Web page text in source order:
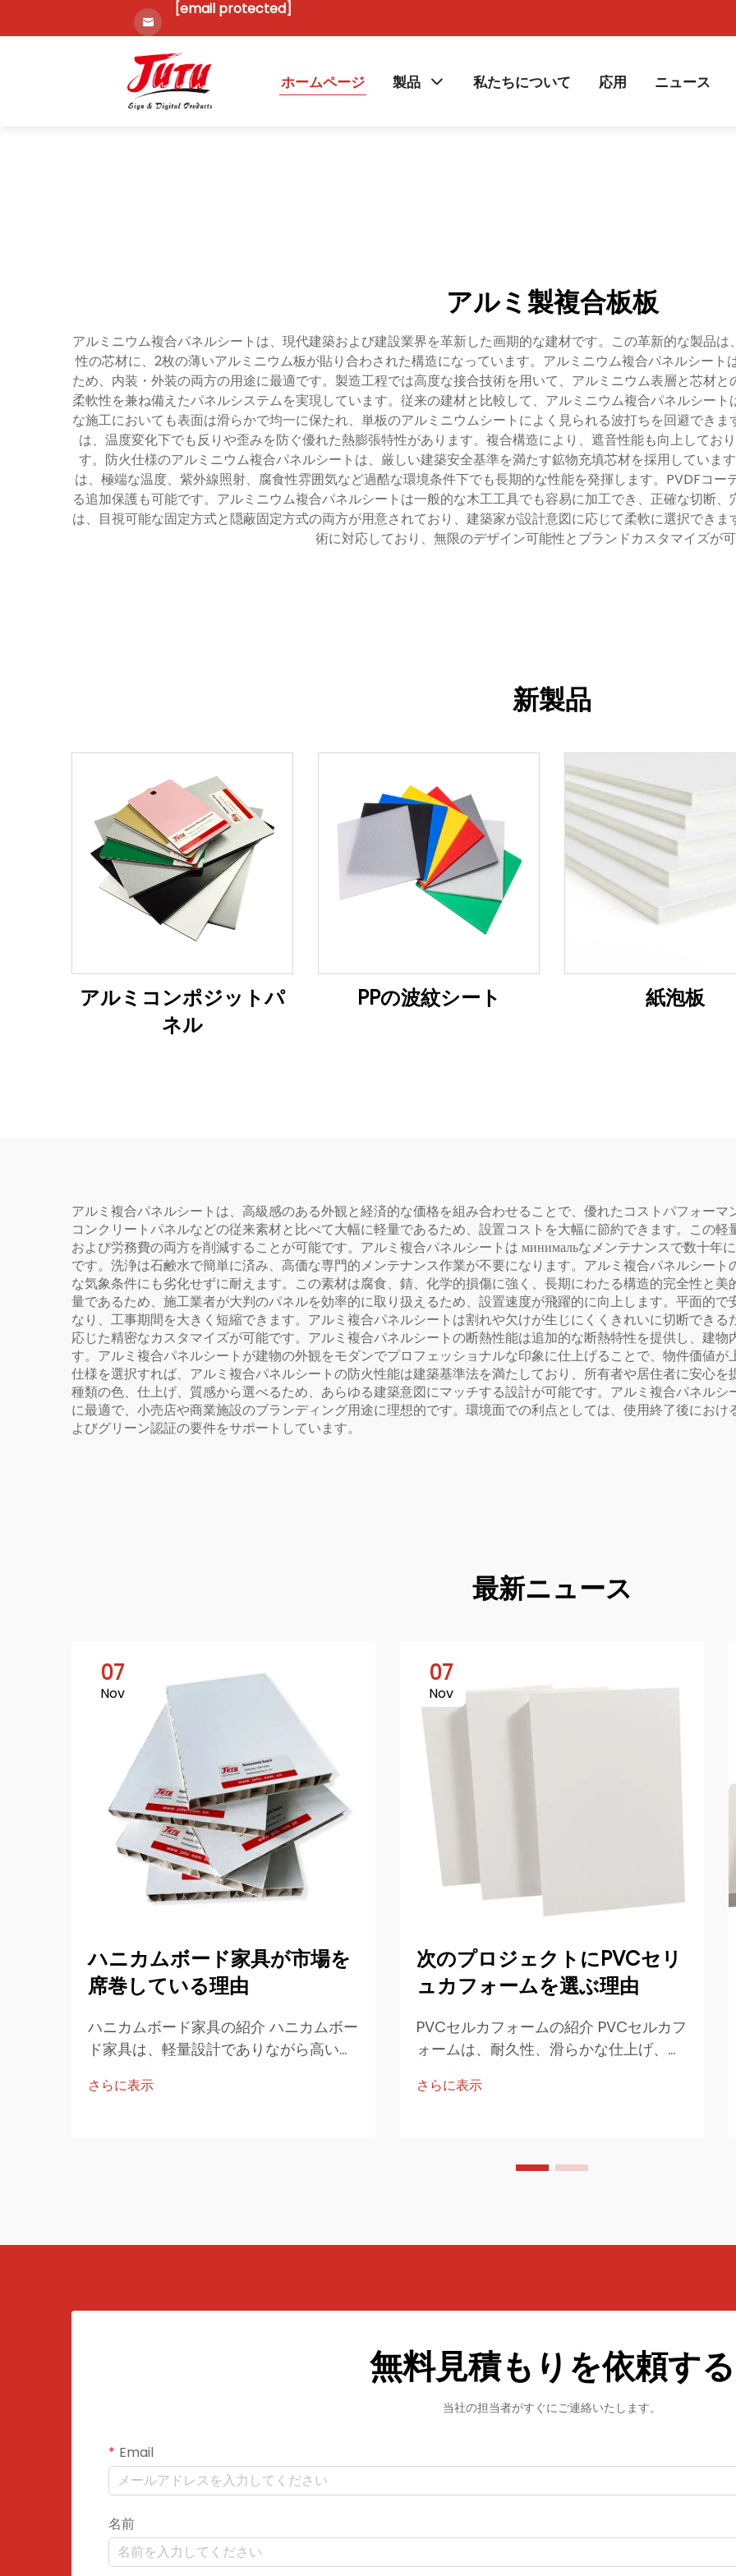
[email protected]
ホームページ 製品 私たちについて 応用 ニュース
アルミ製複合板板
アルミニウム複合パネルシートは、現代建築および建設業界を革新した画期的な建材です。この革新的な製品
性の芯材に、2枚の薄いアルミニウム板が貼り合わされた構造になっています。アルミニウム複合パネルシー
ため、内装・外装の両方の用途に最適です。製造工程では高度な接合技術を用いて、アルミニウム表層と芯材
柔軟性を兼ね備えたパネルシステムを実現しています。従来の建材と比較して、アルミニウム複合パネルシー
な施工においても表面は滑らかで均一に保たれ、単板のアルミニウムシートによく見られる波打ちを回避でき
は、温度変化下でも反りや歪みを防ぐ優れた熱膨張特性があります。複合構造により、遮音性能も向上してお
す。防火仕様のアルミニウム複合パネルシートは、厳しい建築安全基準を満たす鉱物充填芯材を採用していま
は、極端な温度、紫外線照射、腐食性雰囲気など過酷な環境条件下でも長期的な性能を発揮します。PVDFコ
る追加保護も可能です。アルミニウム複合パネルシートは一般的な木工工具でも容易に加工でき、正確な切断
は、目視可能な固定方式と隠蔽固定方式の両方が用意されており、建築家が設計意図に応じて柔軟に選択でき
術に対応しており、無限のデザイン可能性とブランドカスタマイズが可
新製品
アルミコンポジットパ
ネル
PPの波紋シート 紙泡板
アルミ複合パネルシートは、高級感のある外観と経済的な価格を組み合わせることで、優れたコストパフォー
コンクリートパネルなどの従来素材と比べて大幅に軽量であるため、設置コストを大幅に節約できます。この
および労務費の両方を削減することが可能です。アルミ複合パネルシートは минимальなメンテナンスで数十年
です。洗浄は石鹸水で簡単に済み、高価な専門的メンテナンス作業が不要になります。アルミ複合パネルシー
な気象条件にも劣化せずに耐えます。この素材は腐食、錆、化学的損傷に強く、長期にわたる構造的完全性と
量であるため、施工業者が大判のパネルを効率的に取り扱えるため、設置速度が飛躍的に向上します。平面的
なり、工事期間を大きく短縮できます。アルミ複合パネルシートは割れや欠けが生じにくくきれいに切断でき
応じた精密なカスタマイズが可能です。アルミ複合パネルシートの断熱性能は追加的な断熱特性を提供し、建
す。アルミ複合パネルシートが建物の外観をモダンでプロフェッショナルな印象に仕上げることで、物件価値
仕様を選択すれば、アルミ複合パネルシートの防火性能は建築基準法を満たしており、所有者や居住者に安心
種類の色、仕上げ、質感から選べるため、あらゆる建築意図にマッチする設計が可能です。アルミ複合パネル
に最適で、小売店や商業施設のブランディング用途に理想的です。環境面での利点としては、使用終了後にお
よびグリーン認証の要件をサポートしています。
最新ニュース
07
Nov
ハニカムボード家具が市場を
席巻している理由
ハニカムボード家具の紹介 ハニカムボー
ド家具は、軽量設計でありながら高い強
ら、世界的な家具産業において急速に人
さらに表示
07
Nov
次のプロジェクトにPVCセリ
ュカフォームを選ぶ理由
PVCセルカフォームの紹介 PVCセルカフ
ォームは、耐久性、滑らかな仕上げ、お
られる高性能材料です。セルカ押出成形
ながら高い剛性を実現しています。…
さらに表示
無料見積もりを依頼する
当社の担当者がすぐにご連絡いたします。
Email
名前